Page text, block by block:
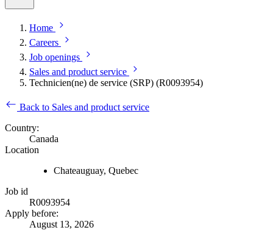
Home
Careers
Job openings
Sales and product service
Technicien(ne) de service (SRP) (R0093954)
Back to Sales and product service
Country:
Canada
Location
Chateauguay, Quebec
Job id
R0093954
Apply before:
August 13, 2026